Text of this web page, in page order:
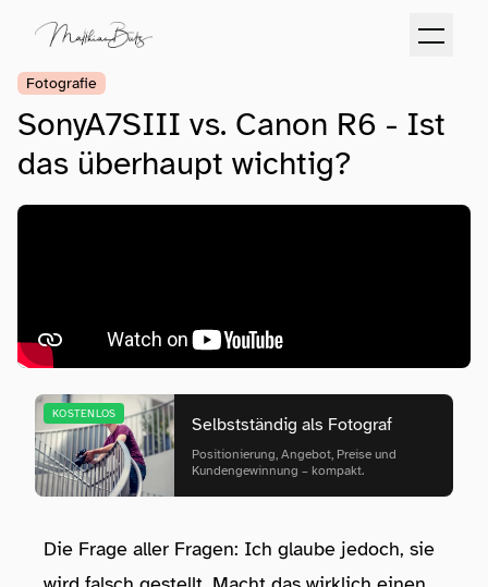
Fotografie
SonyA7SIII vs. Canon R6 - Ist
das überhaupt wichtig?
KOSTENLOS
Selbstständig als Fotograf
Positionierung, Angebot, Preise und
Kundengewinnung – kompakt.
Die Frage aller Fragen: Ich glaube jedoch, sie